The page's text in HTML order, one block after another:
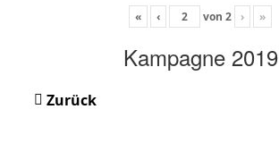
« ‹ von 2 › »
Kampagne 2019
Zurück